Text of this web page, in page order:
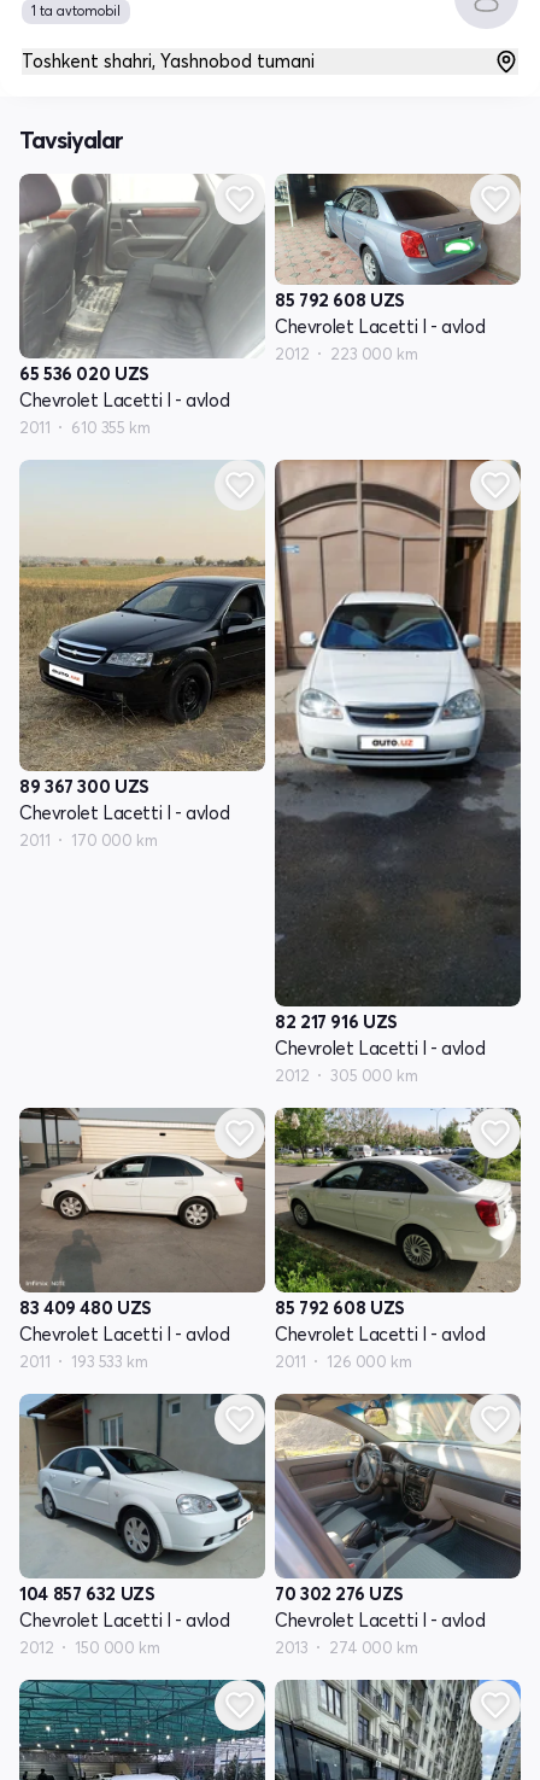
1 ta avtomobil
Toshkent shahri, Yashnobod tumani
Tavsiyalar
65 536 020 UZS
Chevrolet Lacetti I - avlod
2011 610 355 km
85 792 608 UZS
Chevrolet Lacetti I - avlod
2012 223 000 km
89 367 300 UZS
Chevrolet Lacetti I - avlod
2011 170 000 km
82 217 916 UZS
Chevrolet Lacetti I - avlod
2012 305 000 km
83 409 480 UZS
Chevrolet Lacetti I - avlod
2011 193 533 km
85 792 608 UZS
Chevrolet Lacetti I - avlod
2011 126 000 km
104 857 632 UZS
Chevrolet Lacetti I - avlod
2012 150 000 km
70 302 276 UZS
Chevrolet Lacetti I - avlod
2013 274 000 km